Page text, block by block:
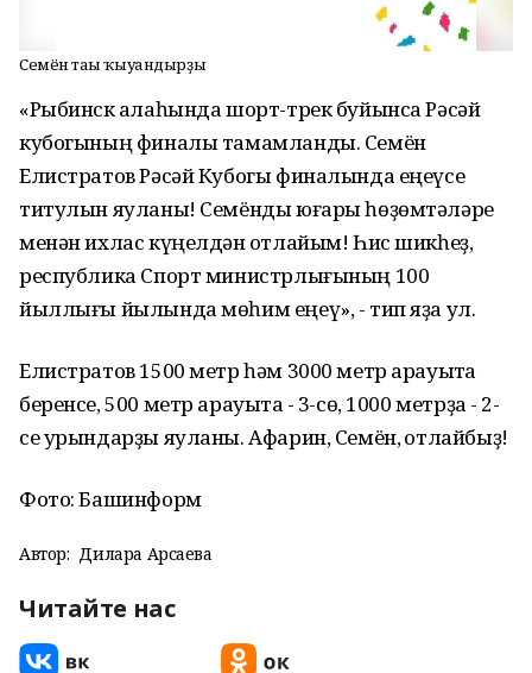
Семён тағы ҡыуандырҙы
«Рыбинск ҡалаһында шорт-трек буйынса Рәсәй
кубогының финалы тамамланды. Семён
Елистратов Рәсәй Кубогы финалында еңеүсе
титулын яуланы! Семёнды юғары һөҙөмтәләре
менән ихлас күңелдән ҡотлайым! Һис шикһеҙ,
республика Спорт министрлығының 100
йыллығы йылында мөһим еңеү», - тип яҙа ул.
Елистратов 1500 метр һәм 3000 метр арауыҡта
беренсе, 500 метр арауыҡта - 3-сө, 1000 метрҙа - 2-
се урындарҙы яуланы. Афарин, Семён, ҡотлайбыҙ!
Фото: Башинформ
Автор: Дилара Арсаева
Читайте нас